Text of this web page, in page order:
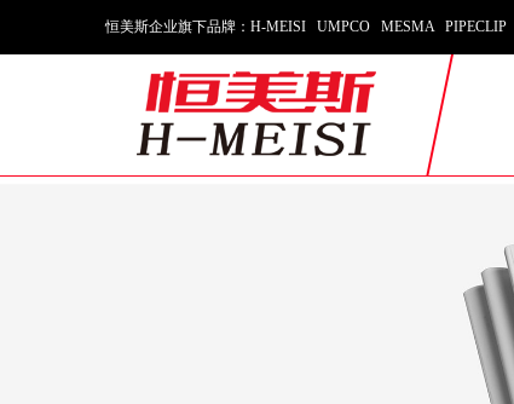
恒美斯企业旗下品牌：H-MEISI UMPCO MESMA